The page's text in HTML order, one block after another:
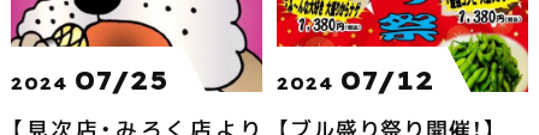
2024 07/25
2024 07/12